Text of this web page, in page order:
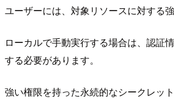
ユーザーには、対象リソースに対する
ローカルで手動実行する場合は、認証
する必要があります。
強い権限を持った永続的なシークレッ